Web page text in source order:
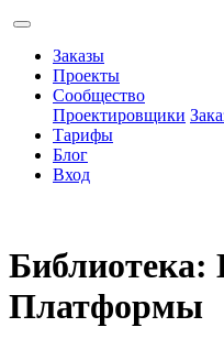
Заказы
Проекты
Сообщество
Проектировщики
Тарифы
Блог
Вход
Библиотека:
Платформы